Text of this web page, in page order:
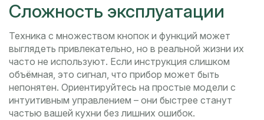
Сложность эксплуатации
Техника с множеством кнопок и функций может
выглядеть привлекательно, но в реальной жизни их
часто не используют. Если инструкция слишком
объёмная, это сигнал, что прибор может быть
непонятен. Ориентируйтесь на простые модели с
интуитивным управлением – они быстрее станут
частью вашей кухни без лишних ошибок.